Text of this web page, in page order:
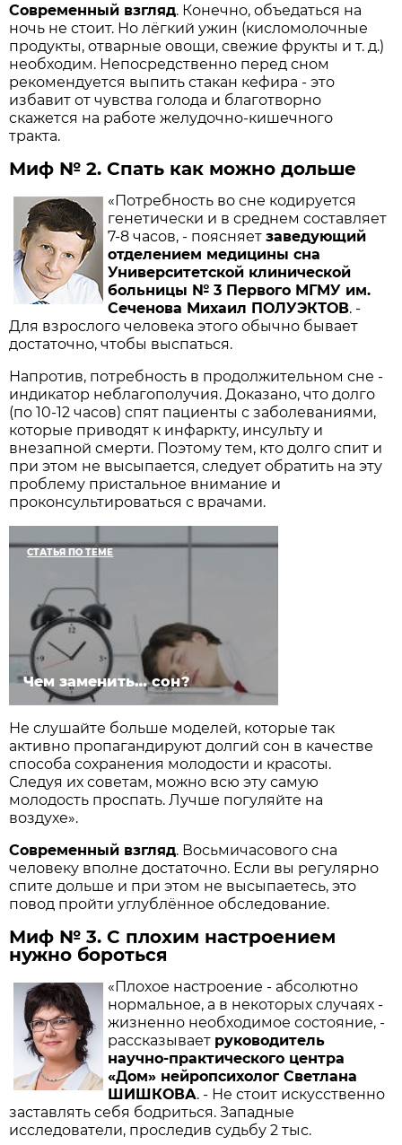
Современный взгляд. Конечно, объедаться на
ночь не стоит. Но лёгкий ужин (кисломолочные
продукты, отварные овощи, свежие фрукты и т. д.)
необходим. Непосредственно перед сном
рекомендуется выпить стакан кефира - это
избавит от чувства голода и благотворно
скажется на работе желудочно-кишечного
тракта.
Миф № 2. Спать как можно дольше
«Потребность во сне кодируется
генетически и в среднем составляет
7-8 часов, - поясняетзаведующий
отделением медицины сна
Университет­ской клиниче­ской
больницы № 3 Первого МГМУ им.
Сеченова Михаил ПОЛУЭКТОВ. -
Для взрослого человека этого обычно бывает
достаточно, чтобы выспаться.
Напротив, потребность в продолжительном сне -
индикатор неблагополучия. Доказано, что долго
(по 10-12 часов) спят пациенты с заболеваниями,
которые приводят к инфаркту, инсульту и
внезапной смерти. Поэтому тем, кто долго спит и
при этом не высыпается, следует обратить на эту
проблему пристальное внимание и
проконсультироваться с врачами.
СТАТЬЯ ПО ТЕМЕ
Чем заменить… сон?
Не слушайте больше моделей, которые так
активно пропагандируют долгий сон в качестве
способа сохранения молодости и красоты.
Следуя их советам, можно всю эту самую
молодость проспать. Лучше погуляйте на
воздухе».
Современный взгляд. Восьмичасового сна
человеку вполне достаточно. Если вы регулярно
спите дольше и при этом не высыпаетесь, это
повод пройти углублённое обследование.
Миф № 3. С плохим настроением
нужно бороться
«Плохое настроение - абсолютно
нормальное, а в некоторых случаях -
жизненно необходимое состояние, -
рассказывает руководитель
научно-практического центра
«Дом» нейропсихолог Светлана
ШИШКОВА. - Не стоит искусственно
заставлять себя бодриться. Западные
исследователи, проследив судьбу 2 тыс.